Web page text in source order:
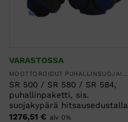
VARASTOSSA
MOOTTOROIDUT PUHALLINSUOJAIMET
SR 500 / SR 580 / SR 584,
puhallinpaketti, sis.
suojakypärä hitsausedustalla
1276,51 € alv 0%